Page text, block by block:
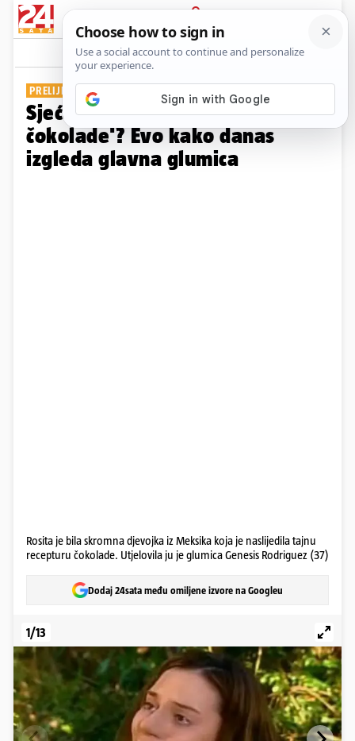
PRIJAVA
Galerija Komentari
PRELIJEPA GLUMICA
Sjećate li se hit serije 'Tajna
čokolade'? Evo kako danas
izgleda glavna glumica
Rosita je bila skromna djevojka iz Meksika koja je naslijedila tajnu
recepturu čokolade. Utjelovila ju je glumica Genesis Rodriguez (37)
Dodaj 24sata među omiljene izvore na Googleu
1/13